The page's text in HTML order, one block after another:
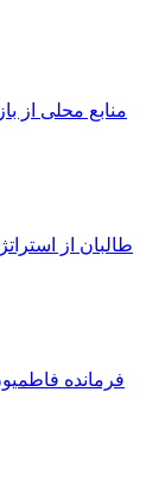
منابع محلى از
طالبان از
فرمانده